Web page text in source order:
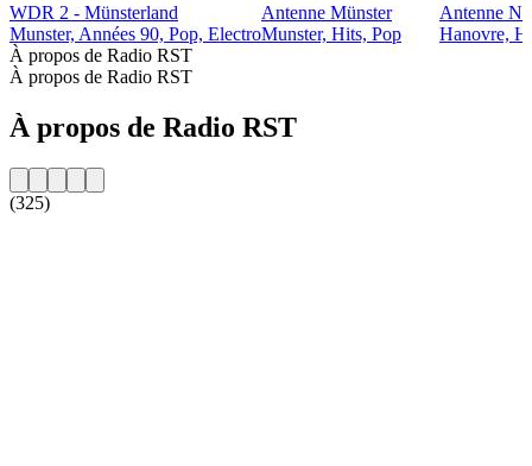
WDR 2 - Münsterland
Munster, Années 90, Pop, Electro
Antenne Münster
Munster, Hits, Pop
Antenne
Hanovre,
À propos de Radio RST
À propos de Radio RST
À propos de Radio RST
(325)